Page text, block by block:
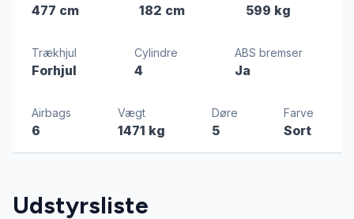
477 cm 182 cm 599 kg
Trækhjul
Forhjul
Cylindre
4
ABS bremser
Ja
Airbags
6
Vægt
1471 kg
Døre
5
Farve
Sort
Udstyrsliste